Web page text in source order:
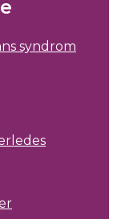
syndrom